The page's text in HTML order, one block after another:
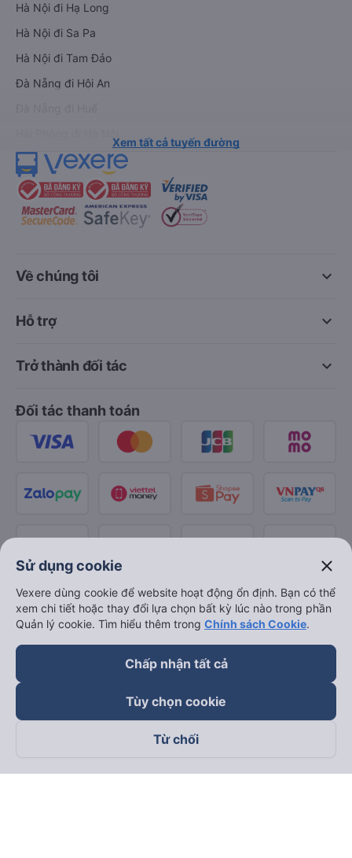
Hà Nội đi Hạ Long
Hà Nội đi Sa Pa
Hà Nội đi Tam Đảo
Đà Nẵng đi Hội An
Xem tất cả tuyến đường
keyboard_arrow_down
Về chúng tôi
keyboard_arrow_down
Hỗ trợ
keyboard_arrow_down
Trở thành đối tác
Đối tác thanh toán
Theo dõi chúng tôi trên
Sử dụng cookie close
Vexere dùng cookie để website hoạt động ổn định. Bạn có thể
xem chi tiết hoặc thay đổi lựa chọn bất kỳ lúc nào trong phần
Quản lý cookie. Tìm hiểu thêm trong Chính sách Cookie.
Chấp nhận tất cả
Tùy chọn cookie
Từ chối